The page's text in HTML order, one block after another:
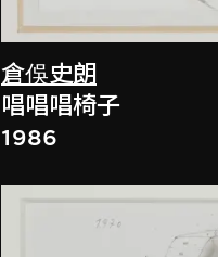
倉俁史朗
唱唱唱椅子
1986